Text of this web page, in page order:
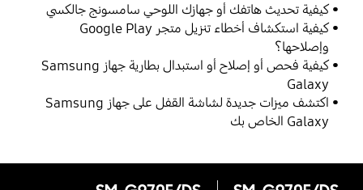
كيفية تحديث هاتفك أو جهازك اللوحي سامسونج جالكسي
كيفية استكشاف أخطاء تنزيل متجر Google Play
وإصلاحها؟
كيفية فحص أو إصلاح أو استبدال بطارية جهاز Samsung
Galaxy
اكتشف ميزات جديدة لشاشة القفل على جهاز Samsung
Galaxy الخاص بك